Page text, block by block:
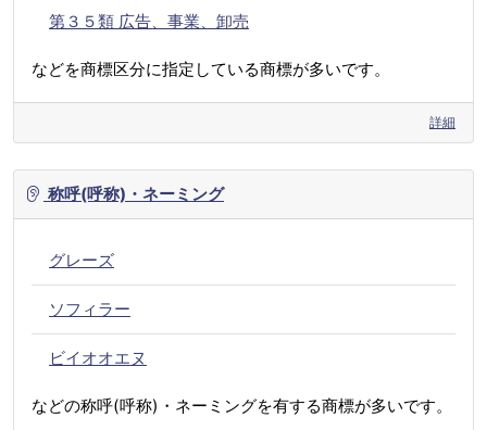
第３５類 広告、事業、卸売
などを商標区分に指定している商標が多いです。
詳細
称呼(呼称)・ネーミング
グレーズ
ソフィラー
ビイオオエヌ
などの称呼(呼称)・ネーミングを有する商標が多いです。